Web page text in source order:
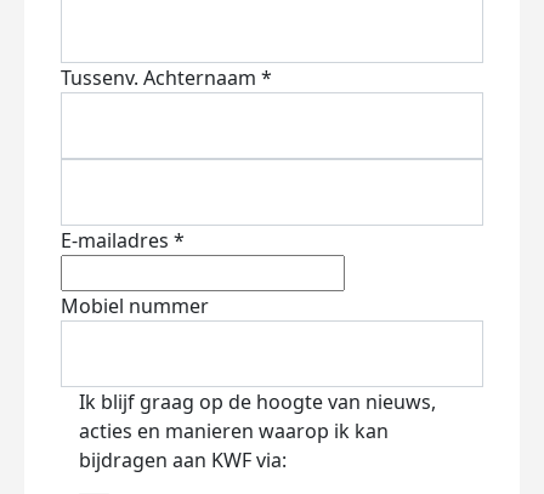
Tussenv. Achternaam *
E-mailadres *
Mobiel nummer
Ik blijf graag op de hoogte van nieuws,
acties en manieren waarop ik kan
bijdragen aan KWF via: